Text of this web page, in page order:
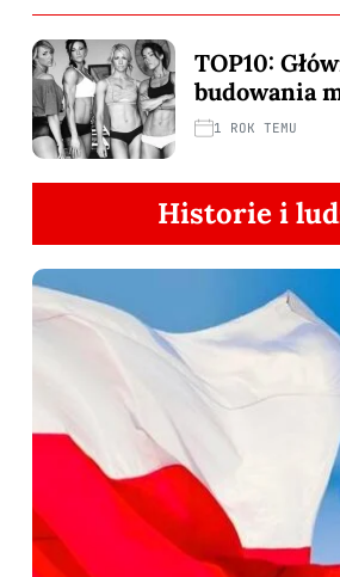
TOP10:
budowania
1 ROK TEMU
Historie i